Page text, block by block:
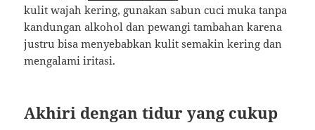
kulit wajah kering, gunakan sabun cuci muka tanpa
kandungan alkohol dan pewangi tambahan karena
justru bisa menyebabkan kulit semakin kering dan
mengalami iritasi.
Akhiri dengan tidur yang cukup